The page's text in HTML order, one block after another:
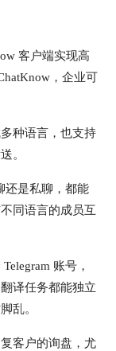
客户端实现高
，企业可
种语言，也支持
。
还是私聊，都能
同语言的成员互
账号，
译任务都能独立
乱。
客户的询盘，尤